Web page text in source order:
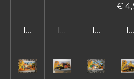
In winkelwagenIn winkelwagen
In
€